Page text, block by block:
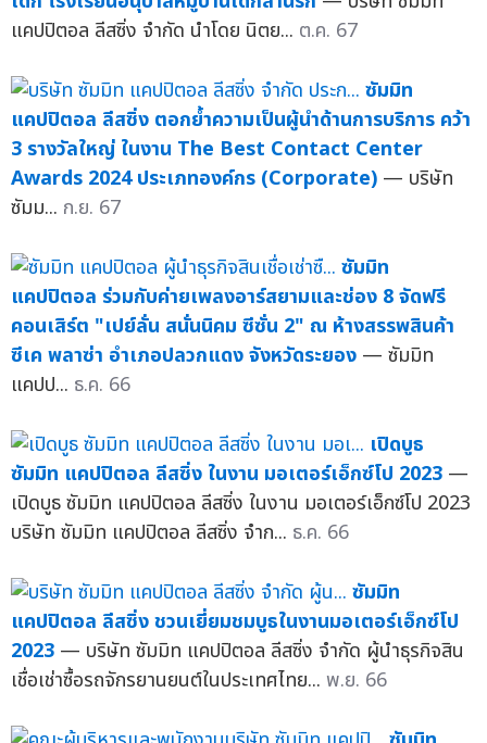
แคปปิตอล ลีสซิ่ง จำกัด นำโดย นิตย... ต.ค. 67
ซัมมิท
แคปปิตอล ลีสซิ่ง ตอกย้ำความเป็นผู้นำด้านการบริการ คว้า
3 รางวัลใหญ่ ในงาน The Best Contact Center
Awards 2024 ประเภทองค์กร (Corporate) — บริษัท
ซัมม... ก.ย. 67
ซัมมิท
แคปปิตอล ร่วมกับค่ายเพลงอาร์สยามและช่อง 8 จัดฟรี
คอนเสิร์ต "เปย์ลั่น สนั่นนิคม ซีซั่น 2" ณ ห้างสรรพสินค้า
ซีเค พลาซ่า อำเภอปลวกแดง จังหวัดระยอง — ซัมมิท
แคปป... ธ.ค. 66
เปิดบูธ
ซัมมิท แคปปิตอล ลีสซิ่ง ในงาน มอเตอร์เอ็กซ์โป 2023 —
เปิดบูธ ซัมมิท แคปปิตอล ลีสซิ่ง ในงาน มอเตอร์เอ็กซ์โป 2023
บริษัท ซัมมิท แคปปิตอล ลีสซิ่ง จำก... ธ.ค. 66
ซัมมิท
แคปปิตอล ลีสซิ่ง ชวนเยี่ยมชมบูธในงานมอเตอร์เอ็กซ์โป
2023 — บริษัท ซัมมิท แคปปิตอล ลีสซิ่ง จำกัด ผู้นำธุรกิจสิน
เชื่อเช่าซื้อรถจักรยานยนต์ในประเทศไทย... พ.ย. 66